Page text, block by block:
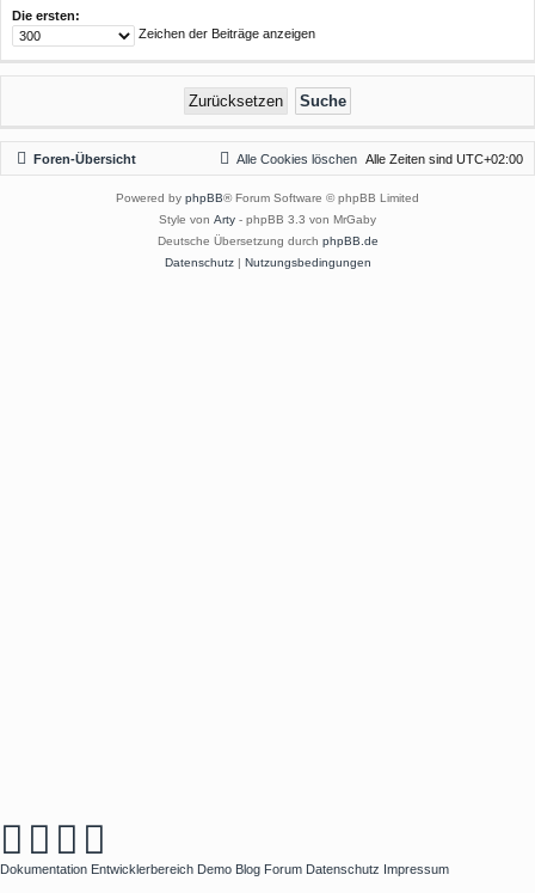
Die ersten:
Zeichen der Beiträge anzeigen
Foren-Übersicht Alle Zeiten sind UTC+02:00
Alle Cookies löschen
Powered by phpBB® Forum Software © phpBB Limited
Style von Arty - phpBB 3.3 von MrGaby
Deutsche Übersetzung durch phpBB.de
Datenschutz| Nutzungsbedingungen
Dokumentation Entwicklerbereich Demo Blog Forum Datenschutz Impressum